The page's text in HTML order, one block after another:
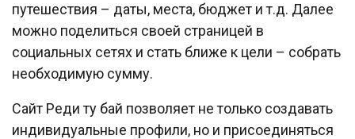
путешествия – даты, места, бюджет и т.д. Далее
можно поделиться своей страницей в
социальных сетях и стать ближе к цели – собрать
необходимую сумму.
Сайт Реди ту бай позволяет не только создавать
индивидуальные профили, но и присоединяться